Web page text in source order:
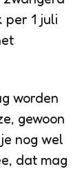
per 1 juli
worden
gewoon
nog wel
dat mag